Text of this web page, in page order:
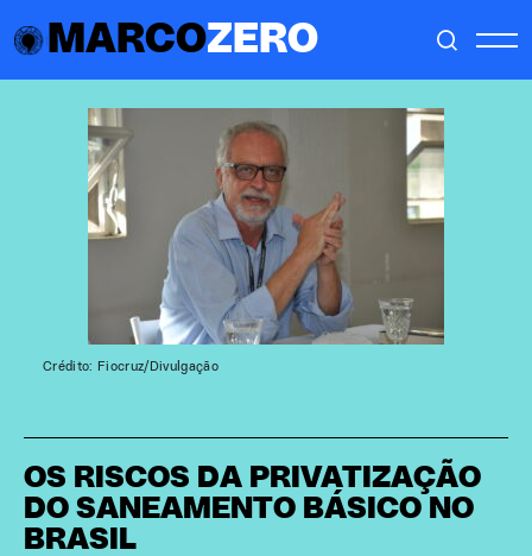
MARCOZERO
OS RISCOS DA PRIVATIZAÇÃO
DO SANEAMENTO BÁSICO NO
BRASIL
Crédito: Fiocruz/Divulgação